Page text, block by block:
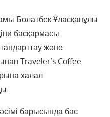
Болатбек Ұласқанұлы
басқармасы
және
Traveler’s Coffee
халал
барысында бас